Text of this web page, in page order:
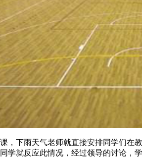
，下雨天气老师就直接安排同学们
学就反应此情况，经过领导的讨论，